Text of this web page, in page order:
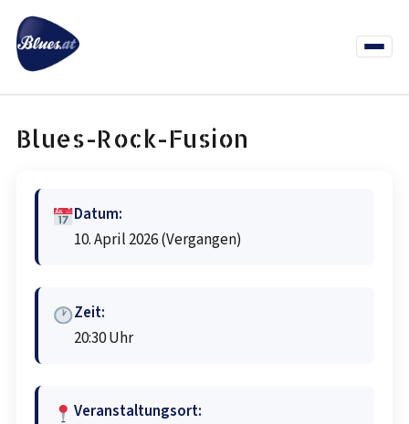
Inhalt
springen
Menü
Blues-Rock-Fusion
Datum:
10. April 2026(Vergangen)
Zeit:
20:30 Uhr
Veranstaltungsort: